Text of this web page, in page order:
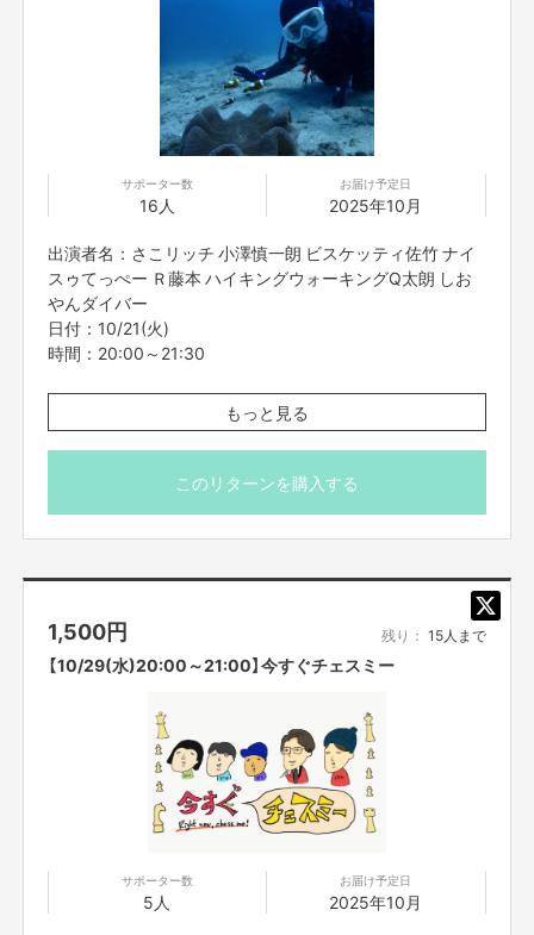
今回設立するリモート芸人派遣企画『吉村派遣会社』は
彼をリーダーとして、お客様に、様々な芸人からのエンタメ・
届けする！
吉村らしいバカで破天荒な企画満載！
何をやっているかはわからない！何の為になるかはわからない！
だけどなんだかおもしろい！
オンラインでつながれるツールを活用して、
おうち時間をよしもと芸人と一緒に楽しんでみませんか？
サポーター数
16人
お届け予定日
2025年10月
出演者名：さこリッチ 小澤慎一朗 ビスケッティ佐竹 ナイ
スゥてっぺー Ｒ藤本 ハイキングウォーキングQ太朗 しお
やんダイバー
日付：10/21(火)
時間：20:00～21:30
よしもとスキューバダイビング部のゆるーい配信です！
海の素晴らしさや楽しさをみんなで学ぼう！！
※こちらのリターンは実施日の3日前の16時までお買い求
もっと見る
このリターンを購入する
1,500円 残り： 15人まで
【10/29(水)20:00～21:00】今すぐチェスミー
サポーター数
5人
お届け予定日
2025年10月